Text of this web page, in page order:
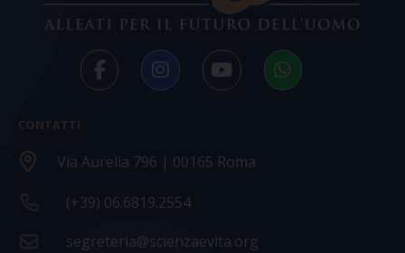
CONTATTI
Via Aurelia 796 | 00165 Roma
(+39) 06.6819.2554
segreteria@scienzaevita.org